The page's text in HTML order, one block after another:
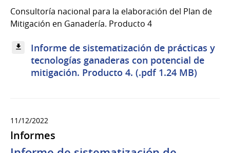
Consultoría nacional para la elaboración del Plan de
Mitigación en Ganadería. Producto 4
Informe de sistematización de prácticas y
tecnologías ganaderas con potencial de
mitigación. Producto 4. (.pdf 1.24 MB)
11/12/2022
Informes